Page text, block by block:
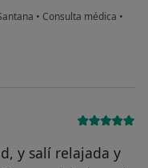
• Consulta médica •
y salí relajada y